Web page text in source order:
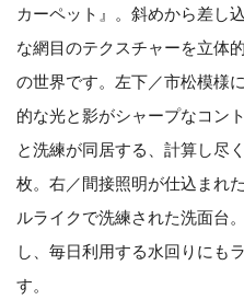
カーペット』。斜めから差し
な網目のテクスチャーを立体
の世界です。左下／市松模様
的な光と影がシャープなコン
と洗練が同居する、計算し尽
枚。右／間接照明が仕込まれ
ルライクで洗練された洗面台
し、毎日利用する水回りにも
す。